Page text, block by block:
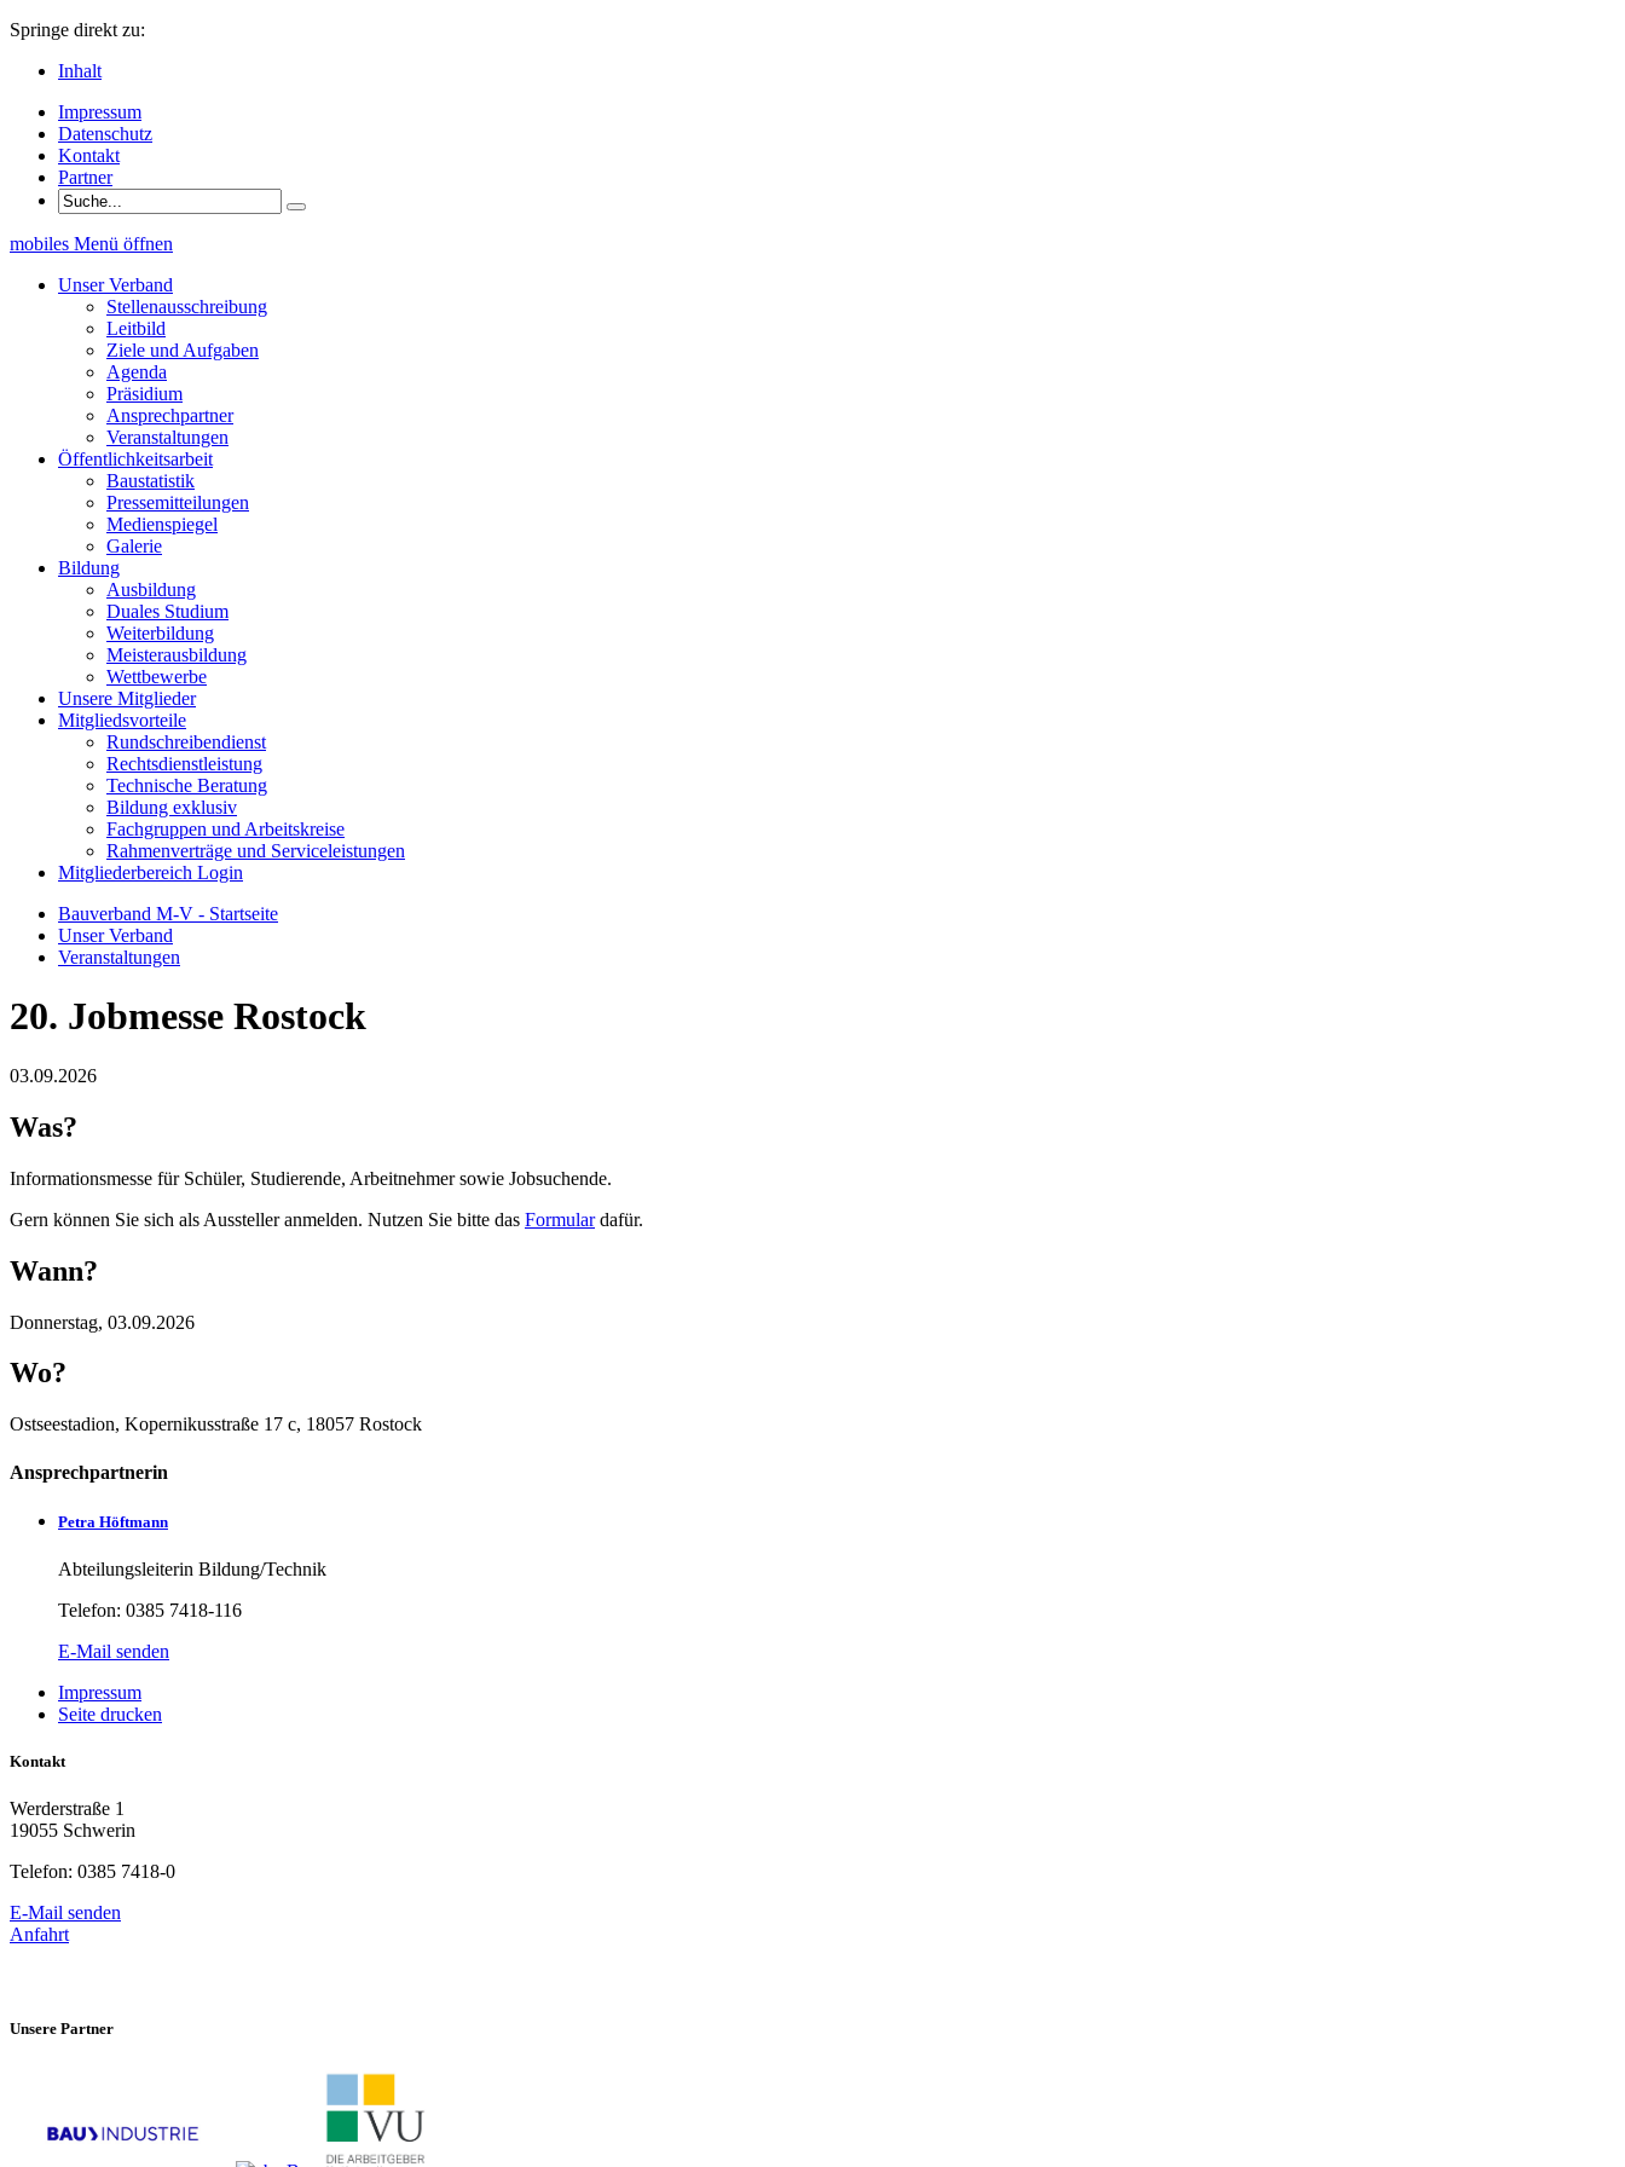
Springe direkt zu:
Inhalt
Impressum
Datenschutz
Kontakt
Partner
mobiles Menü öffnen
Unser Verband
Stellenausschreibung
Leitbild
Ziele und Aufgaben
Agenda
Präsidium
Ansprechpartner
Veranstaltungen
Öffentlichkeitsarbeit
Baustatistik
Pressemitteilungen
Medienspiegel
Galerie
Bildung
Ausbildung
Duales Studium
Weiterbildung
Meisterausbildung
Wettbewerbe
Unsere Mitglieder
Mitgliedsvorteile
Rundschreibendienst
Rechtsdienstleistung
Technische Beratung
Bildung exklusiv
Fachgruppen und Arbeitskreise
Rahmenverträge und Serviceleistungen
Mitgliederbereich Login
Bauverband M-V - Startseite
Unser Verband
Veranstaltungen
20. Jobmesse Rostock
03.09.2026
Was?
Informationsmesse für Schüler, Studierende, Arbeitnehmer sowie Jobsuchende.
Gern können Sie sich als Aussteller anmelden. Nutzen Sie bitte das Formulardafür.
Wann?
Donnerstag, 03.09.2026
Wo?
Ostseestadion, Kopernikusstraße 17 c, 18057 Rostock
Ansprechpartnerin
Petra Höftmann
Abteilungsleiterin Bildung/Technik
Telefon: 0385 7418-116
E-Mail senden
Impressum
Seite drucken
Kontakt
Werderstraße 1
19055 Schwerin
Telefon: 0385 7418-0
E-Mail senden
Anfahrt
Unsere Partner